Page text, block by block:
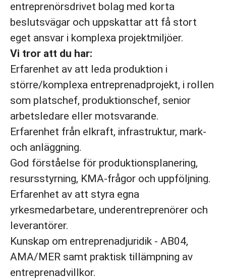
entreprenörsdrivet bolag med korta
beslutsvägar och uppskattar att få stort
eget ansvar i komplexa projektmiljöer.
Vi tror att du har:
Erfarenhet av att leda produktion i
större/komplexa entreprenadprojekt, i rollen
som platschef, produktionschef, senior
arbetsledare eller motsvarande.
Erfarenhet från elkraft, infrastruktur, mark-
och anläggning.
God förståelse för produktionsplanering,
resursstyrning, KMA-frågor och uppföljning.
Erfarenhet av att styra egna
yrkesmedarbetare, underentreprenörer och
leverantörer.
Kunskap om entreprenadjuridik - AB04,
AMA/MER samt praktisk tillämpning av
entreprenadvillkor.